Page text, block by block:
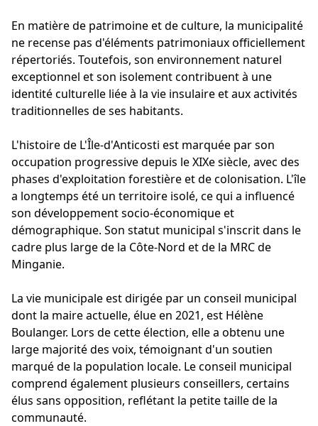
En matière de patrimoine et de culture, la municipalité
ne recense pas d'éléments patrimoniaux officiellement
répertoriés. Toutefois, son environnement naturel
exceptionnel et son isolement contribuent à une
identité culturelle liée à la vie insulaire et aux activités
traditionnelles de ses habitants.
L'histoire de L'Île-d'Anticosti est marquée par son
occupation progressive depuis le XIXe siècle, avec des
phases d'exploitation forestière et de colonisation. L'île
a longtemps été un territoire isolé, ce qui a influencé
son développement socio-économique et
démographique. Son statut municipal s'inscrit dans le
cadre plus large de la Côte-Nord et de la MRC de
Minganie.
La vie municipale est dirigée par un conseil municipal
dont la maire actuelle, élue en 2021, est Hélène
Boulanger. Lors de cette élection, elle a obtenu une
large majorité des voix, témoignant d'un soutien
marqué de la population locale. Le conseil municipal
comprend également plusieurs conseillers, certains
élus sans opposition, reflétant la petite taille de la
communauté.